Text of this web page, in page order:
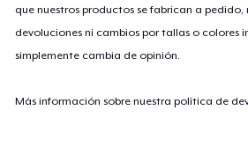
que nuestros productos se fabrican a
devoluciones ni cambios por tallas o colores
simplemente cambia de opinión.
Más información sobre nuestra política de